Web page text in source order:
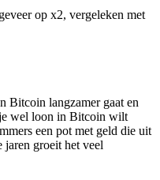
op x2, vergeleken met
Bitcoin langzamer gaat en
wel loon in Bitcoin wilt
een pot met geld die uit
groeit het veel